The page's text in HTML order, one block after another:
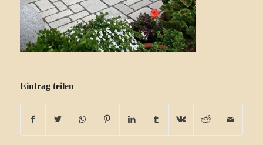
Eintrag teilen